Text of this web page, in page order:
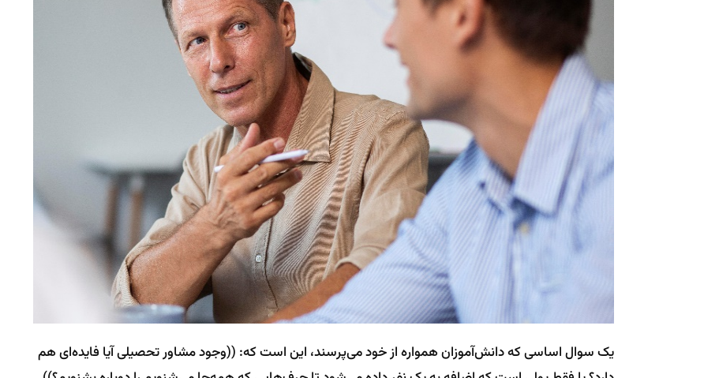
یک سوال اساسی که دانش‌آموزان همواره از خود می‌پرسند، این است که: ((وجود مشاور تحصیلی آیا فایده‌ای هم